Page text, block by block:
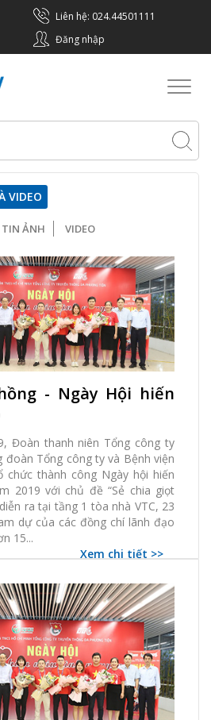
Liên hệ: 024.44501111
Đăng nhập
VIDEO
TIN ẢNH VIDEO
0 thích 0 Bình luận
- Ngày Hội hiến
Đoàn thanh niên Tổng công ty
đoàn Tổng công ty và Bệnh viện
thành công Ngày hội hiến
2019 với chủ đề “Sẻ chia giọt
ra tại tầng 1 tòa nhà VTC, 23
dự của các đồng chí lãnh đạo
15...
Xem chi tiết >>